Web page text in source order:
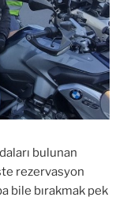
bulunan
rezervasyon
bile bırakmak pek